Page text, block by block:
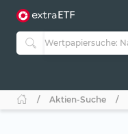
ETF-Guide 2.0
Guide Aktive ETFs
ETF-Sparpläne
Aktien-Suche